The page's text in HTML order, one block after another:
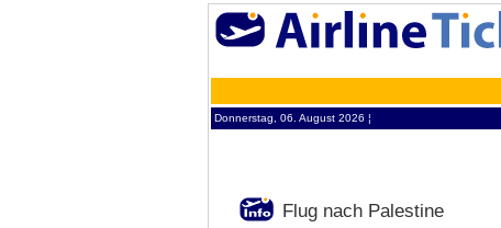
Donnerstag, 06. August 2026 ¦
Flug nach Palestine